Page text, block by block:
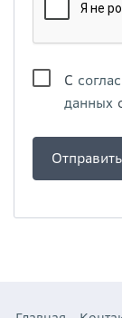
С
данных